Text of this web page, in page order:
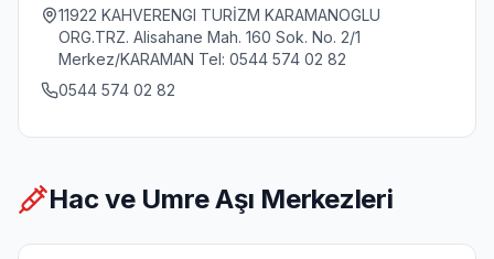
11922 KAHVERENGI TURİZM KARAMANOGLU
ORG.TRZ. Alisahane Mah. 160 Sok. No. 2/1
Merkez/KARAMAN Tel: 0544 574 02 82
0544 574 02 82
Hac ve Umre Aşı Merkezleri